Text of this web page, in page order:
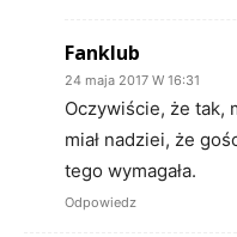
Fanklub
24 maja 2017 W 16:31
Oczywiście, że tak,
miał nadziei, że
tego wymagała.
Odpowiedz